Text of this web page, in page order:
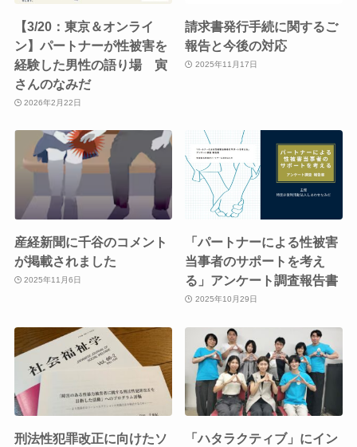
【3/20：東京＆オンライ
ン】パートナーが性被害を
経験した男性の語り場 寅
さんのなみだ
2026年2月22日
請求書発行手続に関するご
報告と今後の対応
2025年11月17日
産経新聞に千谷のコメント
が掲載されました
2025年11月6日
「パートナーによる性被害
当事者のサポートを考え
る」アンケート調査報告書
2025年10月29日
刑法性犯罪改正に向けたソ
「ハタラクティブ」にイン